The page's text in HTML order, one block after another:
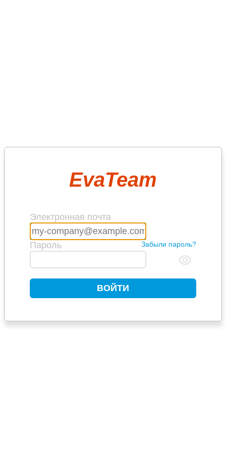
EvaTeam
Электронная почта
Пароль Забыли пароль?
ВОЙТИ